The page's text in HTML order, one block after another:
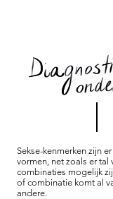
Sekse-kenmerken zijn
vormen, net zoals er tal
combinaties mogelijk
of combinatie komt al
andere.